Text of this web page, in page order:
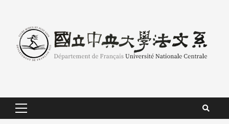
content
Primary